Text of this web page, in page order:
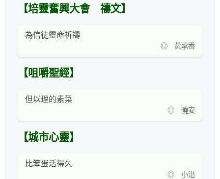
【培靈奮興大會 禱文】
為信徒靈命祈禱
◎ 黃承香
【咀嚼聖經】
但以理的素菜
◎ 曉安
【城市心靈】
比笨蛋活得久
◎ 小沿